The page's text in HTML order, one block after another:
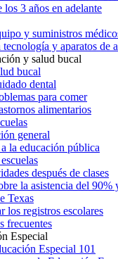
los 3 años en adelante
y suministros
tecnología y aparatos de
y salud bucal
bucal
dental
para comer
alimentarios
general
la educación pública
después de clases
la asistencia del 90%
Texas
los registros escolares
frecuentes
Especial
Especial 101